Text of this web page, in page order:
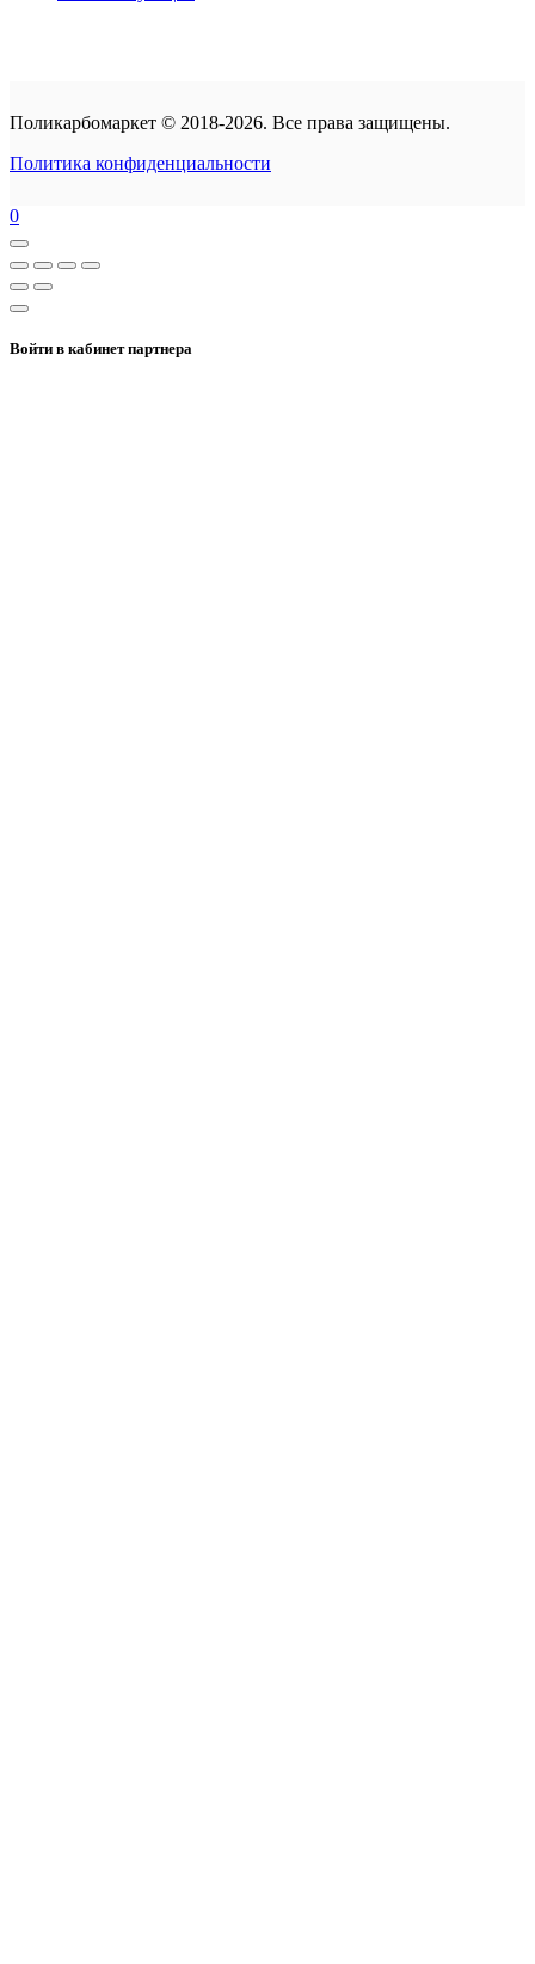
Поликарбомаркет © 2018-2026. Все права защищены.
Политика конфиденциальности
0
Войти в кабинет партнера